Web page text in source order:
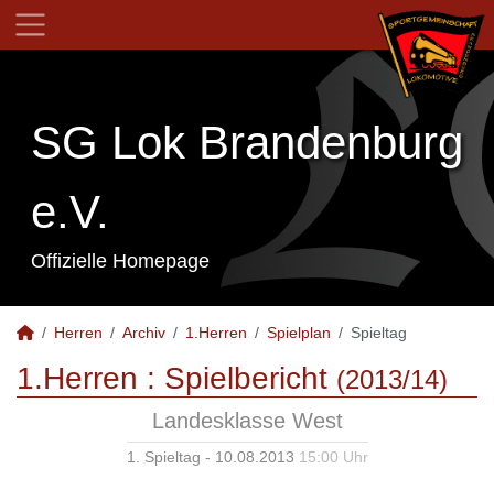
SG Lok Brandenburg
e.V.
Offizielle Homepage
Herren Archiv 1.Herren Spielplan Spieltag
1.Herren : Spielbericht (2013/14)
Landesklasse West
1. Spieltag - 10.08.2013 15:00 Uhr